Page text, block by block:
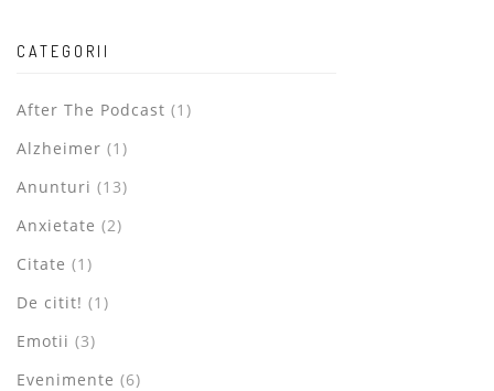
CATEGORII
After The Podcast (1)
Alzheimer (1)
Anunturi (13)
Anxietate (2)
Citate (1)
De citit! (1)
Emotii (3)
Evenimente (6)